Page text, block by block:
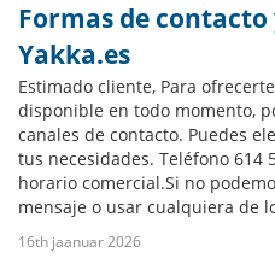
Formas de contacto
Yakka.es
Estimado cliente, Para
disponible en todo momento,
canales de contacto. Puedes
tus necesidades. Teléfono 614
horario comercial.Si no
mensaje o usar cualquiera de
16th jaanuar 2026